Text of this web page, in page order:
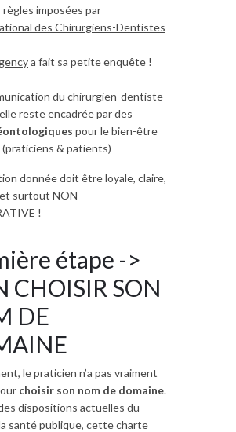
imposées par
des Chirurgiens-Dentistes
a fait sa petite enquête !
du chirurgien-dentiste
reste encadrée par des
pour le bien-être
(praticiens & patients)
donnée doit être loyale, claire,
surtout NON
!
étape ->
CHOISIR SON
DE
le praticien n’a pas vraiment
choisir son nom de domaine.
dispositions actuelles du
santé publique, cette charte